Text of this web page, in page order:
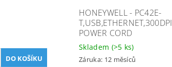
HONEYWELL - PC42E-
POWER CORD
Skladem (>5 ks)
Záruka: 12 měsíců